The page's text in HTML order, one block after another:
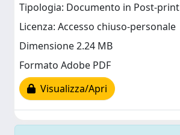
Tipologia: Documento in Post-print
Licenza: Accesso chiuso-personale
Dimensione 2.24 MB
Formato Adobe PDF
Visualizza/Apri